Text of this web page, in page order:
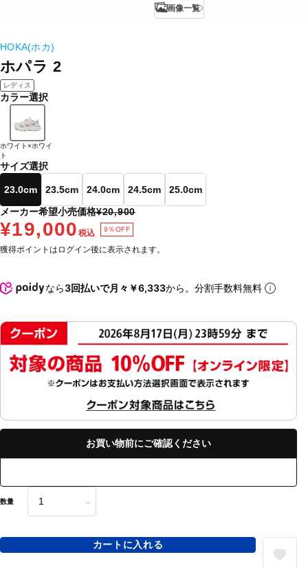
画像一覧
HOKA(ホカ)
ホパラ 2
レディス
カラー選択
ホワイト×ホワイ
ト
サイズ選択
23.0cm 23.5cm 24.0cm 24.5cm
25.0cm
メーカー希望小売価格¥20,900
¥19,000 税込 9％OFF
獲得ポイントはログイン後に表示されます。
なら3回払いで月々￥6,333から。分割手数料無料
お買い物前にご確認ください
数量
カートに入れる